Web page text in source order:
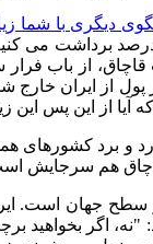
دیگری با شما
برداشت می
از باب فرار
پول از ایران خارج
از این پس این
و برد کشورهای
هم سرجایش
و سطح جهان است.
: "نه، اگر بخواهید